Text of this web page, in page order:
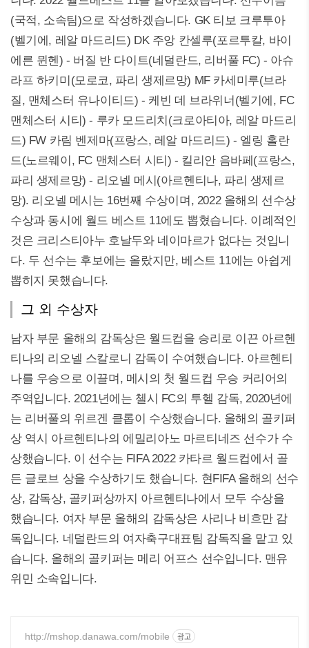
(국적, 소속팀)으로 작성하겠습니다. GK 티보 크루투아
(벨기에, 레알 마드리드) DK 주앙 칸셀루(포르투칼, 바이
에른 뮌헨) - 버질 반 다이트(네덜란드, 리버풀 FC) - 아슈
라프 하키미(모로코, 파리 생제르망) MF 카세미루(브라
질, 맨체스터 유나이티드) - 케빈 데 브라위너(벨기에, FC
맨체스터 시티) - 루카 모드리치(크로아티아, 레알 마드리
드) FW 카림 벤제마(프랑스, 레알 마드리드) - 엘링 홀란
드(노르웨이, FC 맨체스터 시티) - 킬리안 음바페(프랑스,
파리 생제르망) - 리오넬 메시(아르헨티나, 파리 생제르
망). 리오넬 메시는 16번째 수상이며, 2022 올해의 선수상
수상과 동시에 월드 베스트 11에도 뽑혔습니다. 이례적인
것은 크리스티아누 호날두와 네이마르가 없다는 것입니
다. 두 선수는 후보에는 올랐지만, 베스트 11에는 아쉽게
뽑히지 못했습니다.
그 외 수상자
남자 부문 올해의 감독상은 월드컵을 승리로 이끈 아르헨
티나의 리오넬 스칼로니 감독이 수여했습니다. 아르헨티
나를 우승으로 이끌며, 메시의 첫 월드컵 우승 커리어의
주역입니다. 2021년에는 첼시 FC의 투헬 감독, 2020년에
는 리버풀의 위르겐 클롭이 수상했습니다. 올해의 골키퍼
상 역시 아르헨티나의 에밀리아노 마르티네즈 선수가 수
상했습니다. 이 선수는 FIFA 2022 카타르 월드컵에서 골
든 글로브 상을 수상하기도 했습니다. 현FIFA 올해의 선수
상, 감독상, 골키퍼상까지 아르헨티나에서 모두 수상을
했습니다. 여자 부문 올해의 감독상은 사리나 비흐만 감
독입니다. 네덜란드의 여자축구대표팀 감독직을 맡고 있
습니다. 올해의 골키퍼는 메리 어프스 선수입니다. 맨유
위민 소속입니다.
http://mshop.danawa.com/mobile 광고